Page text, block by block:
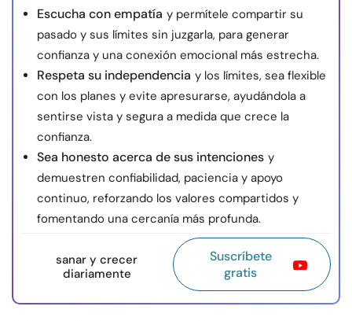
Escucha con empatía y permítele compartir su
pasado y sus límites sin juzgarla, para generar
confianza y una conexión emocional más estrecha.
Respeta su independencia y los límites, sea flexible
con los planes y evite apresurarse, ayudándola a
sentirse vista y segura a medida que crece la
confianza.
Sea honesto acerca de sus intenciones y
demuestren confiabilidad, paciencia y apoyo
continuo, reforzando los valores compartidos y
fomentando una cercanía más profunda.
sanar y crecer
diariamente
Suscríbete
gratis